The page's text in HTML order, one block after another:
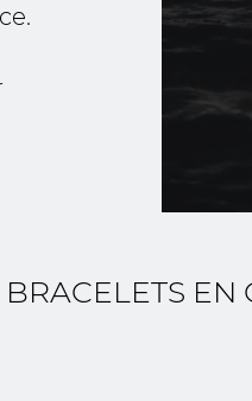
BRACELETS EN